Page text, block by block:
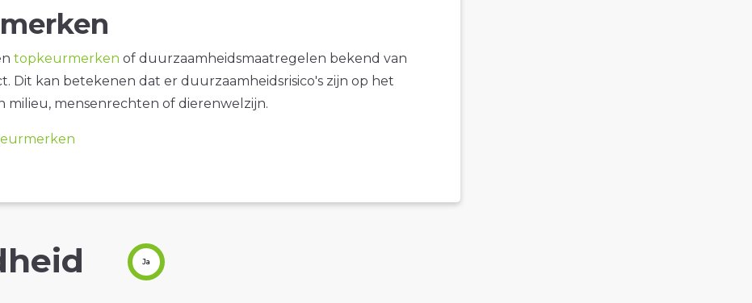
topkeurmerken of duurzaamheidsmaatregelen bekend van
Dit kan betekenen dat er duurzaamheidsrisico's zijn op het
milieu, mensenrechten of dierenwelzijn.
Ja